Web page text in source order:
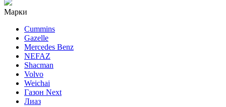
Марки
Cummins
Gazelle
Mercedes Benz
NEFAZ
Shacman
Volvo
Weichai
Газон Next
Лиаз